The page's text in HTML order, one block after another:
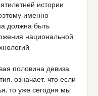
истории
именно
должна быть
национальной
половина девиза
означает, что если
то уже сегодня мы